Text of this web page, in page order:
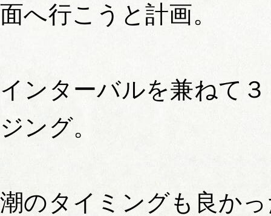
面へ行こうと計画。
インターバルを兼ねて
ジング。
潮のタイミングも良か